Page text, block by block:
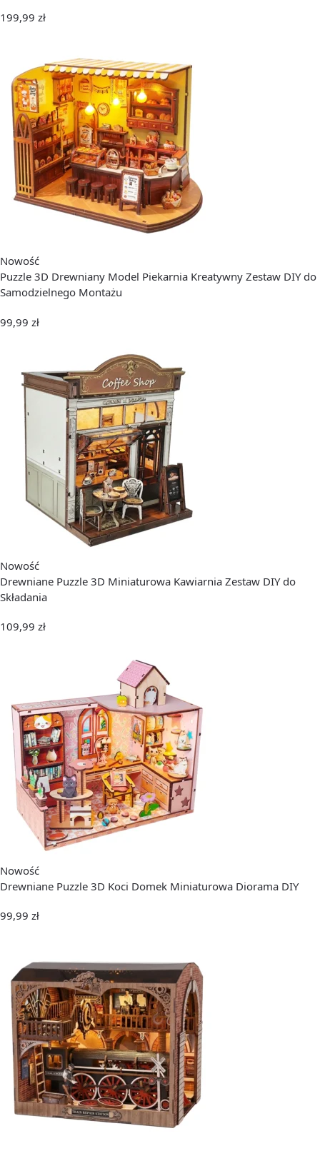
199,99 zł
Nowość
Puzzle 3D Drewniany Model Piekarnia Kreatywny Zestaw DIY do
Samodzielnego Montażu
99,99 zł
Nowość
Drewniane Puzzle 3D Miniaturowa Kawiarnia Zestaw DIY do
Składania
109,99 zł
Nowość
Drewniane Puzzle 3D Koci Domek Miniaturowa Diorama DIY
99,99 zł